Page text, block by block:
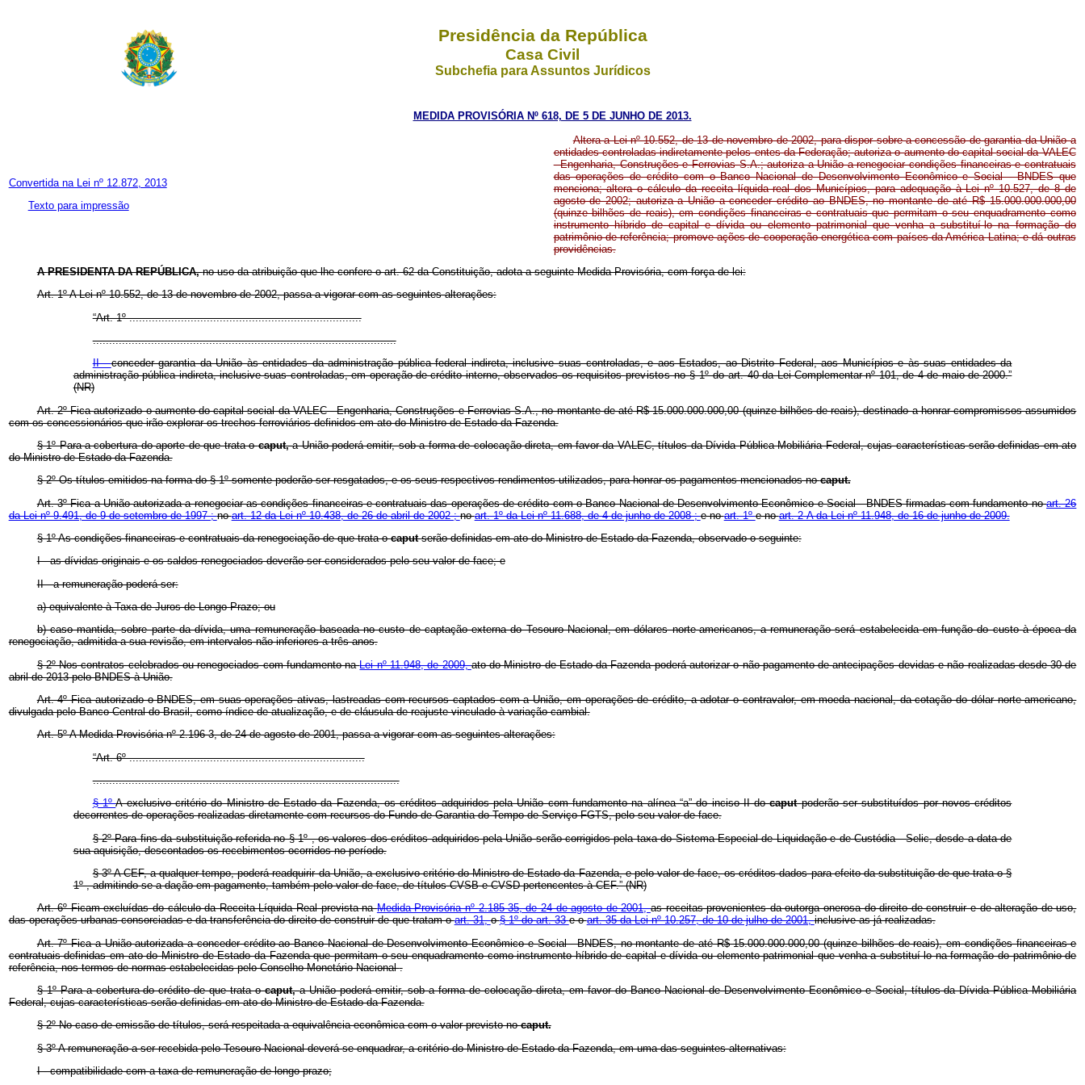
Presidência da República
Casa Civil
Subchefia para Assuntos Jurídicos
MEDIDA PROVISÓRIA Nº 618, DE 5 DE JUNHO DE 2013.
Convertida na Lei nº 12.872, 2013
Texto para impressão
Altera a Lei nº 10.552, de 13 de novembro de 2002, para dispor sobre a concessão de garantia da União a
entidades controladas indiretamente pelos entes da Federação; autoriza o aumento do capital social da VALEC
- Engenharia, Construções e Ferrovias S.A.; autoriza a União a renegociar condições financeiras e contratuais
das operações de crédito com o Banco Nacional de Desenvolvimento Econômico e Social - BNDES que
menciona; altera o cálculo da receita líquida real dos Municípios, para adequação à Lei nº 10.527, de 8 de
agosto de 2002; autoriza a União a conceder crédito ao BNDES, no montante de até R$ 15.000.000.000,00
(quinze bilhões de reais), em condições financeiras e contratuais que permitam o seu enquadramento como
instrumento híbrido de capital e dívida ou elemento patrimonial que venha a substituí-lo na formação do
patrimônio de referência; promove ações de cooperação energética com países da América Latina; e dá outras
providências.
APRESIDENTA DA REPÚBLICA,no uso da atribuição que lhe confere o art. 62 da Constituição, adota a seguinte Medida Provisória, com força de lei:
Art. 1º A Lei nº 10.552, de 13 de novembro de 2002, passa a vigorar com as seguintes alterações:
“Art. 1º ........................................................................
..............................................................................................
II -conceder garantia da União às entidades da administração pública federal indireta, inclusive suas controladas, e aos Estados, ao Distrito Federal, aos Municípios e às suas entidades da
administração pública indireta, inclusive suas controladas, em operação de crédito interno, observados os requisitosprevistos no § 1º doart. 40 da Lei Complementar nº 101, de 4 de maio de 2000.”
(NR)
Art. 2º Fica autorizado o aumento do capital social da VALEC - Engenharia, Construções e Ferrovias S.A., no montante de até R$ 15.000.000.000,00 (quinze bilhões de reais), destinado a honrar compromissos assumidos
com os concessionários que irão explorar os trechos ferroviários definidos em ato do Ministro de Estado da Fazenda.
§ 1º Para a cobertura do aporte de que trata ocaput,a União poderá emitir, sob a forma de colocação direta, em favor da VALEC, títulos da Dívida Pública Mobiliária Federal, cujas características serão definidas em ato
do Ministro de Estado da Fazenda.
§ 2º Os títulos emitidos na forma do § 1º somente poderão ser resgatados, e os seus respectivos rendimentos utilizados, para honrar os pagamentos mencionados nocaput.
Art. 3º Fica a União autorizada a renegociar as condições financeiras e contratuais das operações de crédito com o Banco Nacional de Desenvolvimento Econômico e Social - BNDES firmadas com fundamento noart. 26
da Lei nº 9.491, de 9 de setembro de 1997 ;noart. 12 da Lei nº 10.438, de 26 de abril de 2002 ;noart. 1º da Lei nº 11.688, de 4 de junho de 2008 ;e noart. 1ºe noart. 2-A da Lei nº 11.948, de 16 de junho de 2009.
§ 1º As condições financeiras e contratuais da renegociação de que trata ocaputserão definidas em ato do Ministro de Estado da Fazenda, observado o seguinte:
I - as dívidas originais e os saldos renegociados deverão ser considerados pelo seu valor de face; e
II - a remuneração poderá ser:
a) equivalente à Taxa de Juros de Longo Prazo; ou
b) caso mantida, sobre parte da dívida, uma remuneração baseada no custo de captação externa do Tesouro Nacional, em dólares norte-americanos, a remuneração será estabelecida em função do custo à época da
renegociação, admitida a sua revisão, em intervalos não inferiores a três anos.
§ 2º Nos contratos celebrados ou renegociados com fundamento naLei nº 11.948, de 2009,ato do Ministro de Estado da Fazenda poderá autorizar o não pagamento de antecipações devidas e não realizadas desde 30 de
abril de 2013 pelo BNDES à União.
Art. 4º Fica autorizado o BNDES, em suas operações ativas, lastreadas com recursos captados com a União, em operações de crédito, a adotar o contravalor, em moeda nacional, da cotação do dólar norte americano,
divulgada pelo Banco Central do Brasil, como índice de atualização, e de cláusula de reajuste vinculado à variação cambial.
Art. 5º A Medida Provisória nº 2.196-3, de 24 de agosto de 2001, passa a vigorar com as seguintes alterações:
“Art. 6º .........................................................................
...............................................................................................
§ 1ºA exclusivo critério do Ministro de Estado da Fazenda, os créditos adquiridos pela União com fundamento na alínea “a” do inciso II docaputpoderão ser substituídos por novos créditos
decorrentes de operações realizadas diretamente com recursos do Fundo de Garantia do Tempo de Serviço-FGTS, pelo seu valor de face.
§ 2º Para fins da substituição referida no § 1º , os valores dos créditos adquiridos pela União serão corrigidos pela taxa do Sistema Especial de Liquidação e de Custódia - Selic, desde a data de
sua aquisição, descontados os recebimentos ocorridos no período.
§ 3º A CEF, a qualquer tempo, poderá readquirir da União, a exclusivo critério do Ministro de Estado da Fazenda, e pelo valor de face, os créditos dados para efeito da substituição de que trata o §
1º , admitindo-se a dação em pagamento, também pelo valor de face, de títulos CVSB e CVSD pertencentes à CEF.” (NR)
Art. 6º Ficam excluídas do cálculo da Receita Líquida Real prevista naMedida Provisória nº 2.185-35, de 24 de agosto de 2001,as receitas provenientes da outorga onerosa do direito de construir e de alteração de uso,
das operações urbanas consorciadas e da transferência do direito de construir de que tratam oart. 31,o§ 1º do art. 33e oart. 35 da Lei nº 10.257, de 10 de julho de 2001,inclusive as já realizadas.
Art. 7º Fica a União autorizada a conceder crédito ao Banco Nacional de Desenvolvimento Econômico e Social - BNDES, no montante de até R$ 15.000.000.000,00 (quinze bilhões de reais), em condições financeiras e
contratuais definidas em ato do Ministro de Estado da Fazenda que permitam o seu enquadramento como instrumento híbrido de capital e dívida ou elemento patrimonial que venha a substituí-lo na formação do patrimônio de
referência, nos termos de normas estabelecidas pelo Conselho Monetário Nacional.
§ 1º Para a cobertura do crédito de que trata ocaput,a União poderá emitir, sob a forma de colocação direta, em favor do Banco Nacional de Desenvolvimento Econômico e Social, títulos da Dívida Pública Mobiliária
Federal, cujas características serão definidas em ato do Ministro de Estado da Fazenda.
§ 2º No caso de emissão de títulos, será respeitada a equivalência econômica com o valor previsto nocaput.
§ 3º A remuneração a ser recebida pelo Tesouro Nacional deverá se enquadrar, a critério do Ministro de Estado da Fazenda, em uma das seguintes alternativas:
I - compatibilidade com a taxa de remuneração de longo prazo;